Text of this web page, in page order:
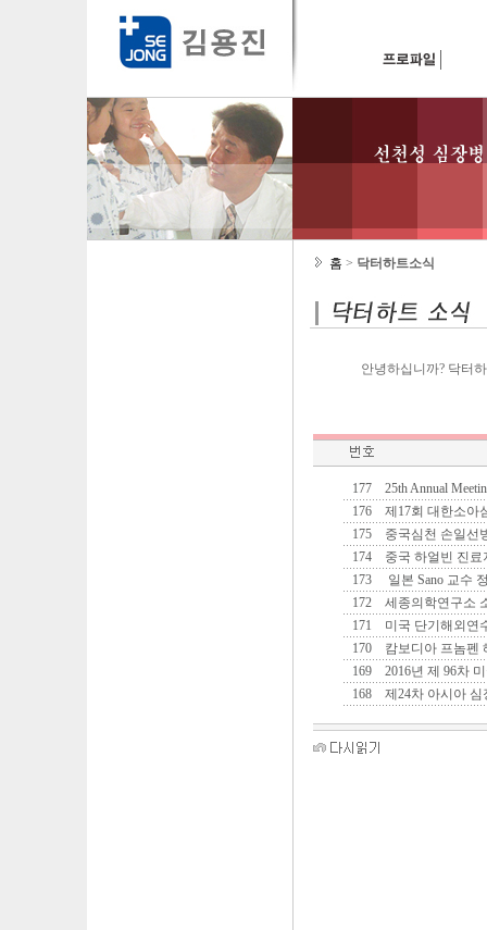
홈 > 닥터하트소식
안녕하십니까? 닥터
177
25th Annual
176
제17회 대한소아
175
중국심천 손일선
174
중국 하얼빈 진료
173
일본 Sano 교수
172
세종의학연구소
171
미국 단기해외연
170
캄보디아 프놈펜
169
2016년 제 96차
168
제24차 아시아